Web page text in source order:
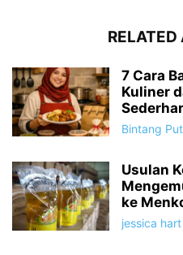
RELATED
7 Cara
Kuliner
Bintang
Usulan
ke
jessica hart